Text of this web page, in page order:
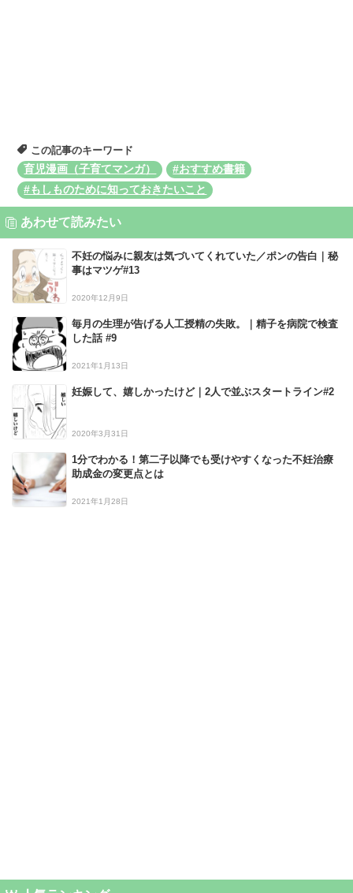
この記事のキーワード
育児漫画（子育てマンガ）
#おすすめ書籍
#もしものために知っておきたいこと
あわせて読みたい
不妊の悩みに親友は気づいてくれていた／ポンの告白｜秘
事はマツゲ#13
2020年12月9日
毎月の生理が告げる人工授精の失敗。｜精子を病院で検査
した話 #9
2021年1月13日
妊娠して、嬉しかったけど｜2人で並ぶスタートライン#2
2020年3月31日
1分でわかる！第二子以降でも受けやすくなった不妊治療
助成金の変更点とは
2021年1月28日